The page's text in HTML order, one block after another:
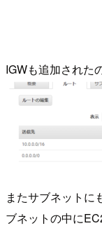
IGWも追加された
またサブネットに
ブネットの中に